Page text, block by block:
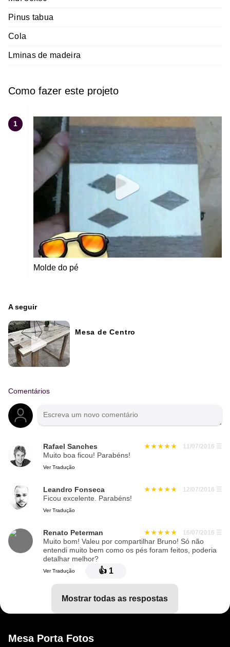
Pinus tabua
Cola
Lminas de madeira
Como fazer este projeto
1
Molde do pé
A seguir
Mesa de Centro
Comentários
Rafael Sanches 11/07/2016 ☰
Muito boa ficou! Parabéns!
Ver Tradução
Leandro Fonseca 12/07/2016 ☰
Ficou excelente. Parabéns!
Ver Tradução
Renato Peterman 16/07/2016 ☰
Muito bom! Valeu por compartilhar Bruno! Só não
entendi muito bem como os pés foram feitos, poderia
detalhar melhor?
Ver Tradução 👍 1
mostrar todas as respostas
Mesa Porta Fotos